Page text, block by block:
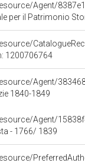
Agent/
per il Patrimonio
1200706764
Agent/
1840-1849
Agent/
- 1766/ 1839